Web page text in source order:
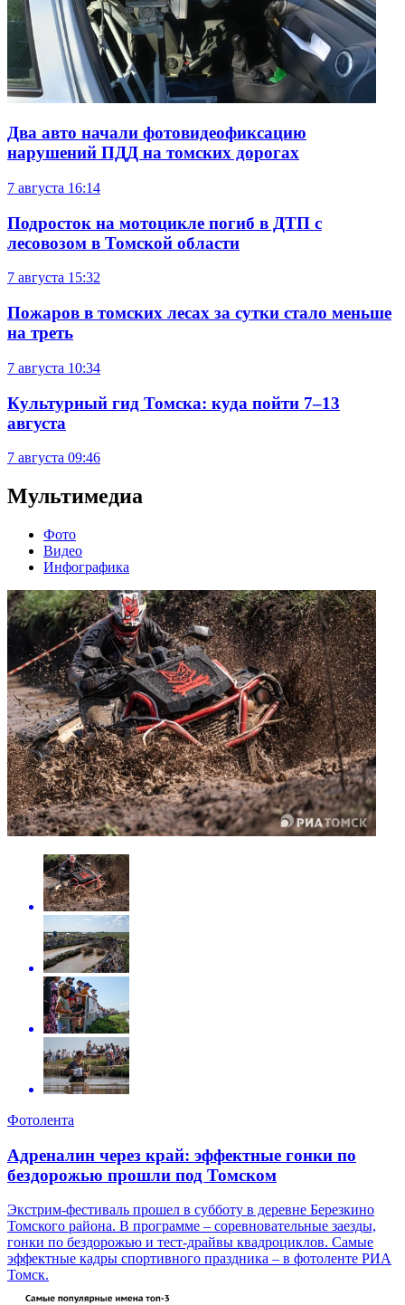
Два авто начали фотовидеофиксацию
нарушений ПДД на томских дорогах
7 августа 16:14
Подросток на мотоцикле погиб в ДТП с
лесовозом в Томской области
7 августа 15:32
Пожаров в томских лесах за сутки стало меньше
на треть
7 августа 10:34
Культурный гид Томска: куда пойти 7–13
августа
7 августа 09:46
Мультимедиа
Фото
Видео
Инфографика
Фотолента
Адреналин через край: эффектные гонки по
бездорожью прошли под Томском
Экстрим-фестиваль прошел в субботу в деревне Березкино
Томского района. В программе – соревновательные заезды,
гонки по бездорожью и тест-драйвы квадроциклов. Самые
эффектные кадры спортивного праздника – в фотоленте РИА
Томск.